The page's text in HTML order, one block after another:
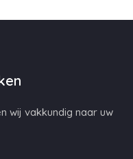
wij vakkundig naar uw